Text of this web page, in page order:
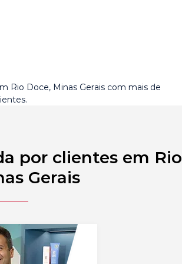
Rio Doce, Minas Gerais com mais de
por clientes em Rio
Gerais